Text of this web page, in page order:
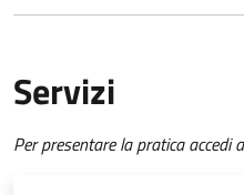
Servizi
Per presentare la pratica accedi